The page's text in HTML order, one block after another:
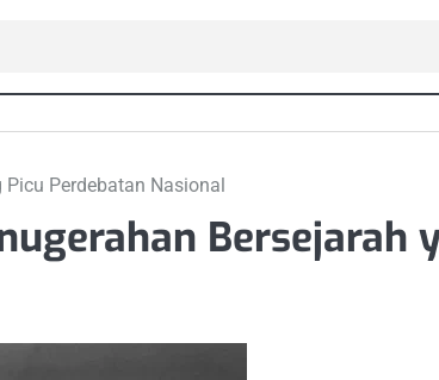
Perdebatan Nasional
Bersejarah